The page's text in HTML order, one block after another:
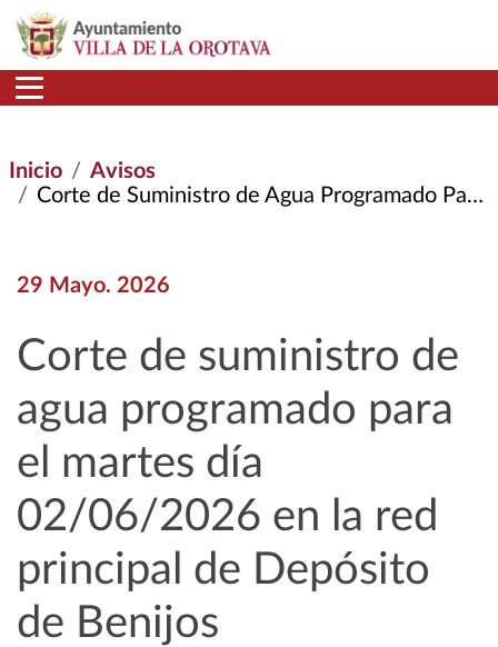
Pasar al contenido principal
Inicio
Avisos
Corte de Suministro de Agua Programado Para El Martes Día 02/06/2026 En La Red Principal de Depósito de Benijos
29 Mayo. 2026
Corte de suministro de
agua programado para
el martes día
02/06/2026 en la red
principal de Depósito
de Benijos